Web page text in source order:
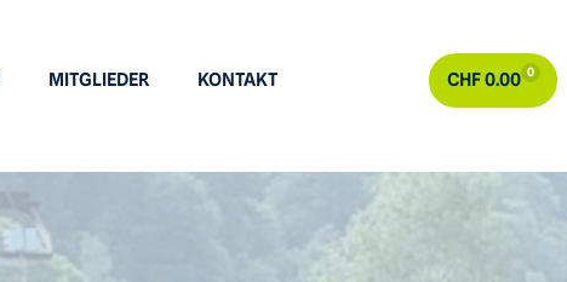
MITGLIEDER KONTAKT CHF0.00 0